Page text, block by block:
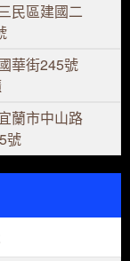
民區建國二
華街245號
蘭市中山路
號